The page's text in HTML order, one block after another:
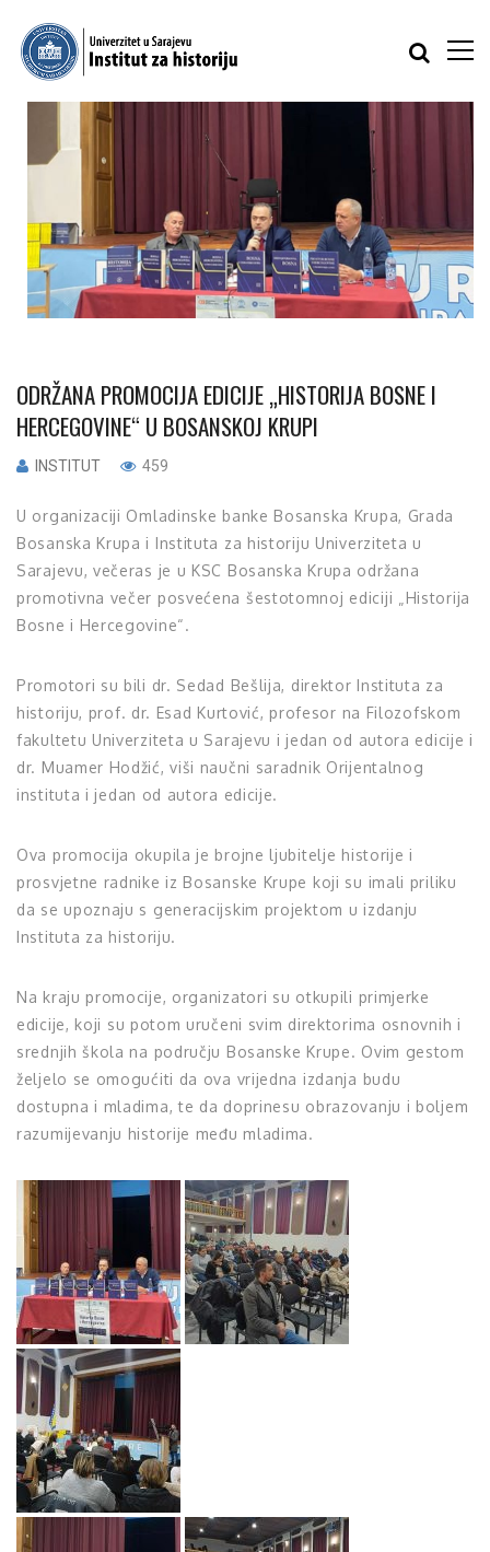
ODRŽANA PROMOCIJA EDICIJE „HISTORIJA BOSNE I
HERCEGOVINE“ U BOSANSKOJ KRUPI
INSTITUT 459
U organizaciji Omladinske banke Bosanska Krupa, Grada
Bosanska Krupa i Instituta za historiju Univerziteta u
Sarajevu, večeras je u KSC Bosanska Krupa održana
promotivna večer posvećena šestotomnoj ediciji „Historija
Bosne i Hercegovine“.
Promotori su bili dr. Sedad Bešlija, direktor Instituta za
historiju, prof. dr. Esad Kurtović, profesor na Filozofskom
fakultetu Univerziteta u Sarajevu i jedan od autora edicije i
dr. Muamer Hodžić, viši naučni saradnik Orijentalnog
instituta i jedan od autora edicije.
Ova promocija okupila je brojne ljubitelje historije i
prosvjetne radnike iz Bosanske Krupe koji su imali priliku
da se upoznaju s generacijskim projektom u izdanju
Instituta za historiju.
Na kraju promocije, organizatori su otkupili primjerke
edicije, koji su potom uručeni svim direktorima osnovnih i
srednjih škola na području Bosanske Krupe. Ovim gestom
željelo se omogućiti da ova vrijedna izdanja budu
dostupna i mladima, te da doprinesu obrazovanju i boljem
razumijevanju historije među mladima.